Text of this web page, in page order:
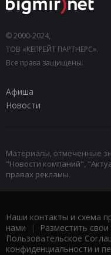
© 2000-2024,
ТОВ «КЕПРЕЙТ ПАРТНЕРС».
Все права защищены.
Афиша
Новости
Материалы, отмеченные
"Новости компаний",
правах рекламы.
Наши контакты и схема
нами | Разместить
Пользовательское
конфиденциальности и